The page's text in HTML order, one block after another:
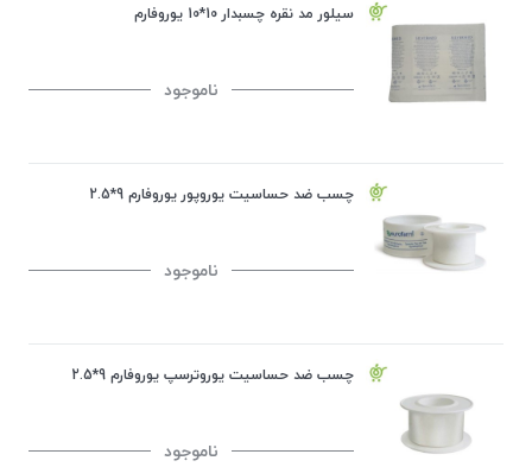
سیلور مد نقره چسبدار 10*10 یوروفارم
ناموجود
چسب ضد حساسیت یوروپور یوروفارم 9*2.5
ناموجود
چسب ضد حساسیت یوروترسپ یوروفارم 9*2.5
ناموجود